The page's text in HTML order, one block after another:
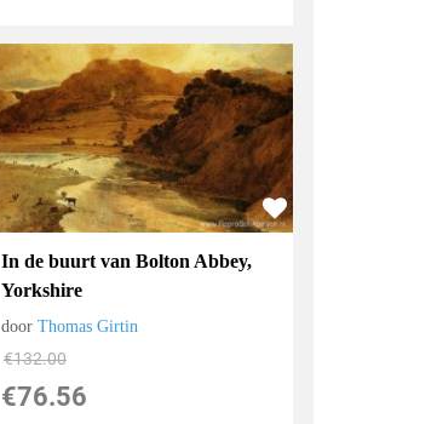
In de buurt van Bolton Abbey,
Yorkshire
doorThomas Girtin
€132.00
€76.56